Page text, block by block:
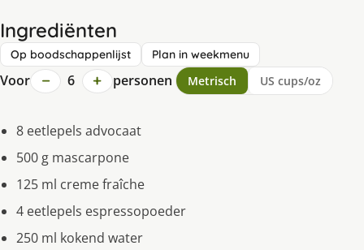
Ingrediënten
Op boodschappenlijst Plan in weekmenu
Voor − 6 + personen Metrisch US cups/oz
8 eetlepels advocaat
500 g mascarpone
125 ml creme fraîche
4 eetlepels espressopoeder
250 ml kokend water